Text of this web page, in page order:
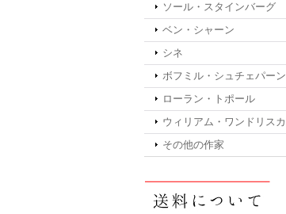
ソール・スタインバーグ
ベン・シャーン
シネ
ボフミル・シュチェパーン
ローラン・トポール
ウィリアム・ワンドリスカ
その他の作家